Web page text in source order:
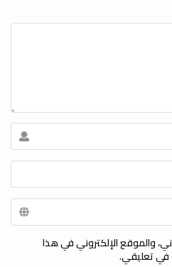
والموقع الإلكتروني في هذا
في تعليقي.